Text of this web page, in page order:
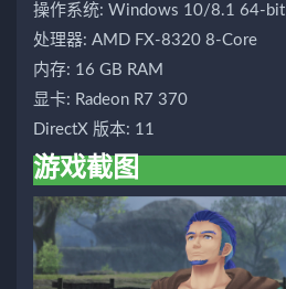
操作系统: Windows 10/8.1 64-bit
处理器: AMD FX-8320 8-Core
内存: 16 GB RAM
显卡: Radeon R7 370
DirectX 版本: 11
游戏截图